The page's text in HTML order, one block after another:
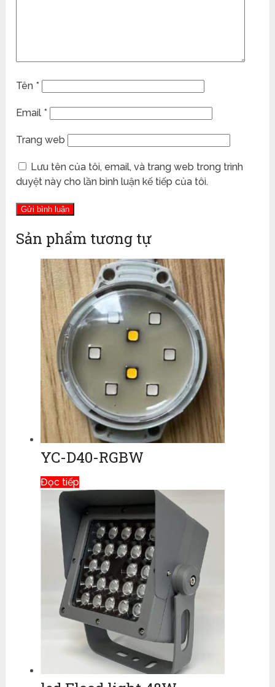
Tên *
Email *
Trang web
Lưu tên của tôi, email, và trang web trong trình
duyệt này cho lần bình luận kế tiếp của tôi.
Sản phẩm tương tự
YC-D40-RGBW
Đọc tiếp